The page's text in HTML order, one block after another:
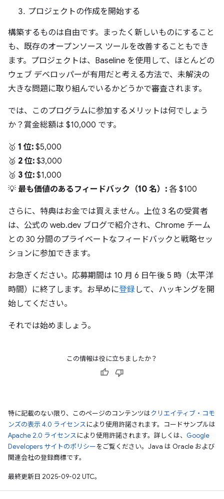
プロジェクトの作成を開始する
構築するものは自由です。まったく新しいものにすること
も、既存のオープンソース ツールを改善することもでき
ます。プロジェクトは、Baseline を使用して、ほとんどの
ウェブ デベロッパーが有用だと考える方法で、未解決の
大きな問題に取り組んでいるかどうかで審査されます。
では、このプログラムに参加するメリットは何でしょう
か？賞金総額は $10,000 です。
🥇 1 位: $5,000
🥈 2 位: $3,000
🥉 3 位: $1,000
💡 最も価値のあるフィードバック（10 名）: 各 $100
さらに、特典はお金では買えません。上位 3 名の受賞者
は、公式の web.dev ブログで紹介され、Chrome チーム
との 30 分間のプライベートなフィードバックと戦略セッ
ションに参加できます。
お急ぎください。応募期間は 10 月 6 日午後 5 時（太平洋
時間）に終了します。お早めに登録 して、ハッキングを開
始してください。
それでは始めましょう。
この情報は役に立ちましたか？
特に記載のない限り、このページのコンテンツはクリエイティブ・コモ
ンズの表示 4.0 ライセンスにより使用許諾されます。コードサンプルは
Apache 2.0 ライセンスにより使用許諾されます。詳しくは、 Google
Developers サイトのポリシーをご覧ください。Java は Oracle および
関連会社の登録商標です。
最終更新日 2025-09-02 UTC。